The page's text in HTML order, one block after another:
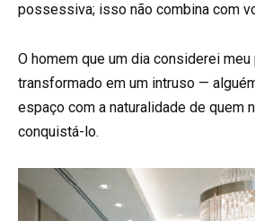
possessiva; isso não combina com
O homem que um dia considerei
transformado em um intruso —
espaço com a naturalidade de quem
conquistá-lo.